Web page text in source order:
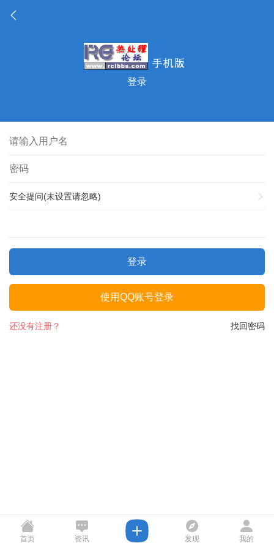
登录
安全提问(未设置请忽略)
登录
使用QQ账号登录
找回密码
还没有注册？
首页 资讯 发现 我的